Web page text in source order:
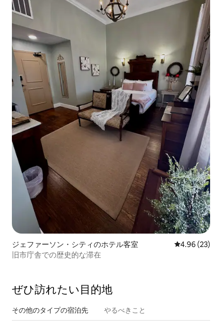
ジェファーソン・シティのホテル客室 レビュー23
4.96 (23)
旧市庁舎での歴史的な滞在
ぜひ訪⁠れ⁠た⁠い目⁠的⁠地
その他のタ⁠イ⁠プ⁠の宿⁠泊⁠先 やるべきこと